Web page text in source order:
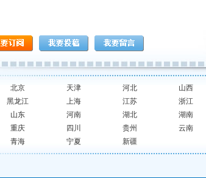
《城市勘测》2022年 《城市勘测》2022年
第5期
《城市勘测》2022年
北京 天津 河北 山西
黑龙江
上海 江苏 浙江
山东
河南 湖北 湖南
重庆
四川 贵州 云南
青海
宁夏 新疆